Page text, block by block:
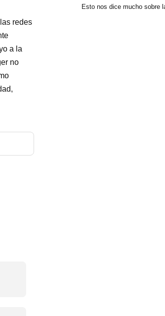
redes
a la
no
Esto nos dice mucho sobre